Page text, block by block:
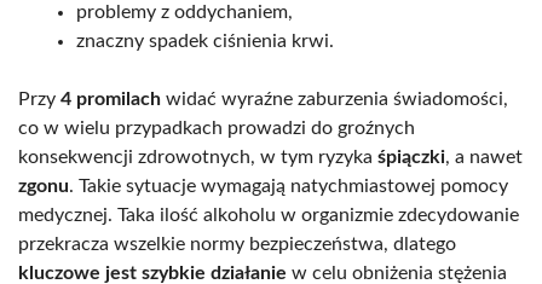
problemy z oddychaniem,
znaczny spadek ciśnienia krwi.
Przy 4 promilach widać wyraźne zaburzenia świadomości,
co w wielu przypadkach prowadzi do groźnych
konsekwencji zdrowotnych, w tym ryzyka śpiączki, a nawet
zgonu. Takie sytuacje wymagają natychmiastowej pomocy
medycznej. Taka ilość alkoholu w organizmie zdecydowanie
przekracza wszelkie normy bezpieczeństwa, dlatego
kluczowe jest szybkie działanie w celu obniżenia stężenia